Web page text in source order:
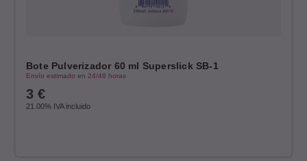
Bote Pulverizador 60 ml Superslick SB-1
Envío estimado en 24/48 horas
3 €
21.00% IVA incluido